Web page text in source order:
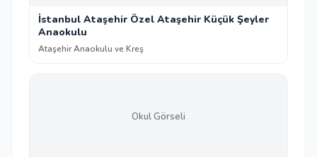
İstanbul Ataşehir Özel Ataşehir Küçük Şeyler
Anaokulu
Ataşehir Anaokulu ve Kreş
Okul Görseli